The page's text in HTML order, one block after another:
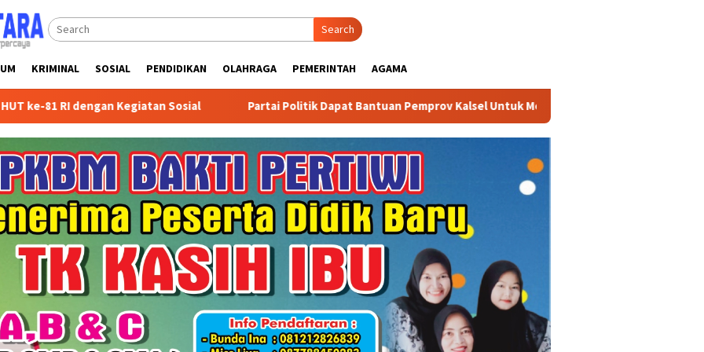
Search
KRIMINAL SOSIAL PENDIDIKAN OLAHRAGA PEMERINTAH AGAMA
Sosial Partai Politik Dapat Bantuan Pemprov Kalsel Untuk Memperkuat Kelembagaan dan Peningkatan Demokrasi